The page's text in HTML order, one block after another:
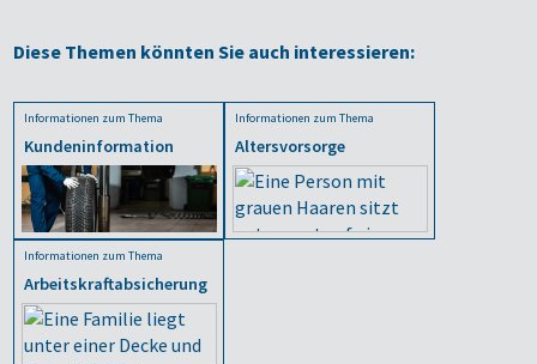
Diese Themen könnten Sie auch interessieren:
Informationen zum Thema
Kundeninformation
Informationen zum Thema
Altersvorsorge
Informationen zum Thema
Arbeitskraftabsicherung